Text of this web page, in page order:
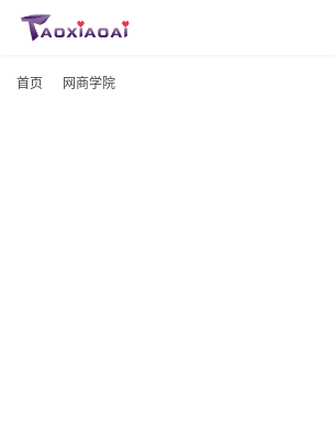
首页 网商学院